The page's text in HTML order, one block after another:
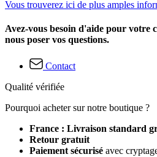
Vous trouverez ici de plus amples
Avez-vous besoin d'aide pour votre
nous poser vos questions.
Contact
Qualité vérifiée
Pourquoi acheter sur notre boutique ?
France : Livraison standard
Retour gratuit
Paiement sécurisé avec